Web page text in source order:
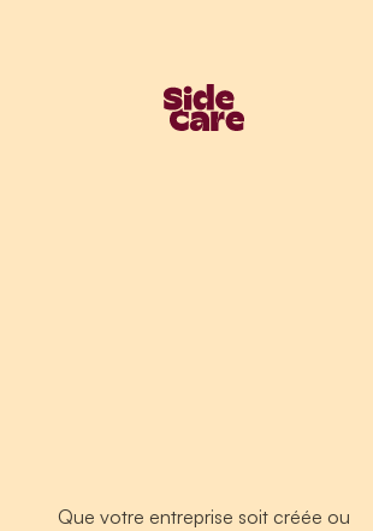
Que votre entreprise soit créée ou